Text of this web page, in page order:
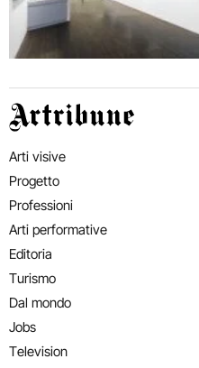
Artribune
Arti visive
Progetto
Professioni
Arti performative
Editoria
Turismo
Dal mondo
Jobs
Television